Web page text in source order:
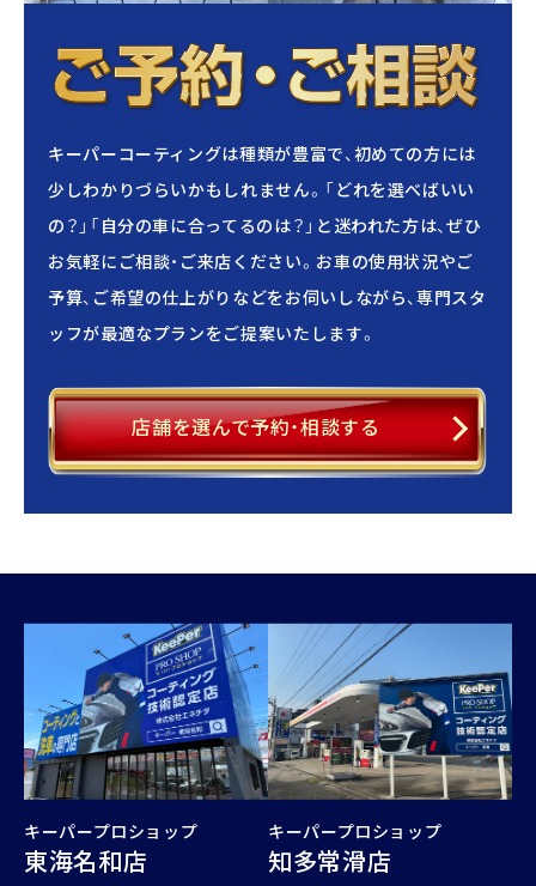
キーパーコーティングは種類が豊富で、初めての方には
少しわかりづらいかもしれません。「どれを選べばいい
の？」「自分の車に合ってるのは？」と迷われた方は、ぜひ
お気軽にご相談・ご来店ください。お車の使用状況やご
予算、ご希望の仕上がりなどをお伺いしながら、専門スタ
ッフが最適なプランをご提案いたします。
店舗を選んで予約・相談する
キーパープロショップ
東海名和店
キーパープロショップ
知多常滑店